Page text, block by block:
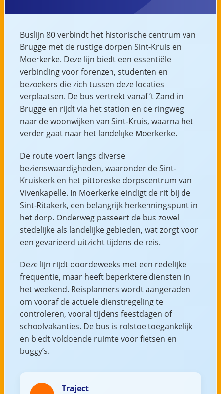
Buslijn 80 verbindt het historische centrum van
Brugge met de rustige dorpen Sint-Kruis en
Moerkerke. Deze lijn biedt een essentiële
verbinding voor forenzen, studenten en
bezoekers die zich tussen deze locaties
verplaatsen. De bus vertrekt vanaf ’t Zand in
Brugge en rijdt via het station en de ringweg
naar de woonwijken van Sint-Kruis, waarna het
verder gaat naar het landelijke Moerkerke.
De route voert langs diverse
bezienswaardigheden, waaronder de Sint-
Kruiskerk en het pittoreske dorpscentrum van
Vivenkapelle. In Moerkerke eindigt de rit bij de
Sint-Ritakerk, een belangrijk herkenningspunt in
het dorp. Onderweg passeert de bus zowel
stedelijke als landelijke gebieden, wat zorgt voor
een gevarieerd uitzicht tijdens de reis.
Deze lijn rijdt doordeweeks met een redelijke
frequentie, maar heeft beperktere diensten in
het weekend. Reisplanners wordt aangeraden
om vooraf de actuele dienstregeling te
controleren, vooral tijdens feestdagen of
schoolvakanties. De bus is rolstoeltoegankelijk
en biedt voldoende ruimte voor fietsen en
buggy’s.
Traject